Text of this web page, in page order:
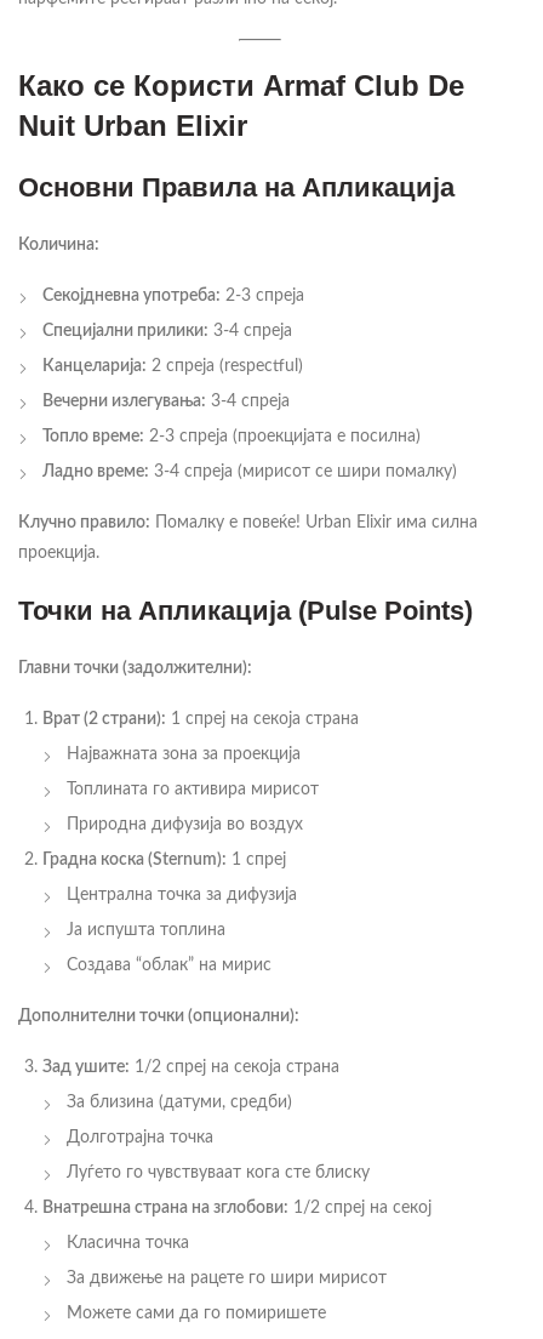
Како се Користи Armaf Club De
Nuit Urban Elixir
Основни Правила на Апликација
Количина:
Секојдневна употреба: 2-3 спреја
Специјални прилики: 3-4 спреја
Канцеларија: 2 спреја (respectful)
Вечерни излегувања: 3-4 спреја
Топло време: 2-3 спреја (проекцијата е посилна)
Ладно време: 3-4 спреја (мирисот се шири помалку)
Клучно правило: Помалку е повеќе! Urban Elixir има силна
проекција.
Точки на Апликација (Pulse Points)
Главни точки (задолжителни):
Врат (2 страни): 1 спреј на секоја страна
Најважната зона за проекција
Топлината го активира мирисот
Природна дифузија во воздух
Градна коска (Sternum): 1 спреј
Централна точка за дифузија
Ја испушта топлина
Создава “облак” на мирис
Дополнителни точки (опционални):
Зад ушите: 1/2 спреј на секоја страна
За близина (датуми, средби)
Долготрајна точка
Луѓето го чувствуваат кога сте блиску
Внатрешна страна на зглобови: 1/2 спреј на секој
Класична точка
За движење на рацете го шири мирисот
Можете сами да го помиришете